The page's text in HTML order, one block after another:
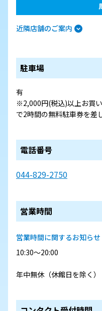
近隣店舗のご案内
駐車場
有
※2,000円(税込)以上お買
で2時間の無料駐車券を差
電話番号
044-829-2750
営業時間
営業時間に関するお知らせ
10:30～20:00
年中無休（休館日を除く）